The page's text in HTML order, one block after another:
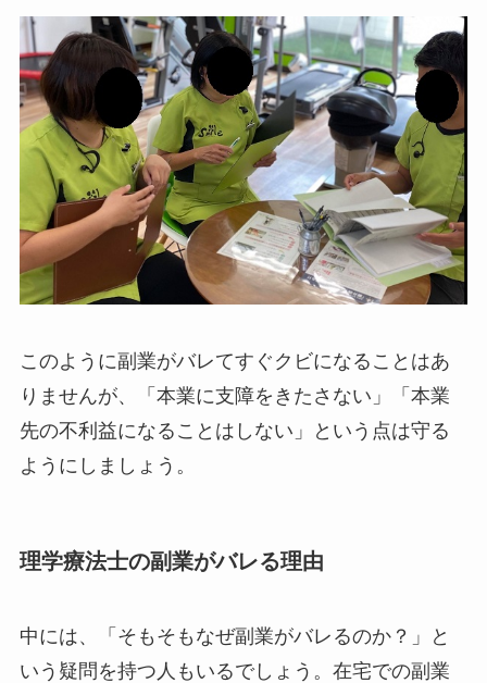
このように副業がバレてすぐクビになることはあ
りませんが、「本業に支障をきたさない」「本業
先の不利益になることはしない」という点は守る
ようにしましょう。
理学療法士の副業がバレる理由
中には、「そもそもなぜ副業がバレるのか？」と
いう疑問を持つ人もいるでしょう。在宅での副業